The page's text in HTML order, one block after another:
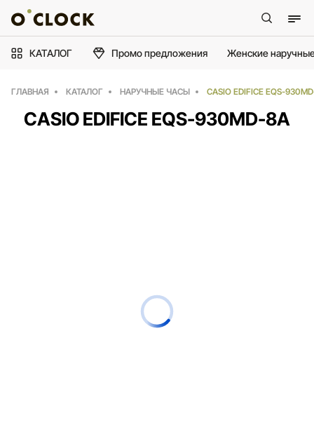
КАТАЛОГ Промо предложения Женские
ГЛАВНАЯ КАТАЛОГ НАРУЧНЫЕ ЧАСЫ CASIO EDIFICE EQS-
CASIO EDIFICE EQS-930MD-8A